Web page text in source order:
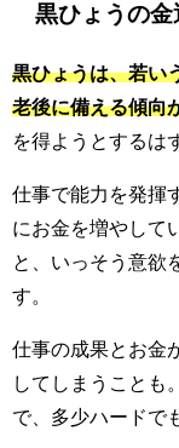
黒ひょうの金
黒ひょうは、若い
老後に備える傾向
を得ようとするは
仕事で能力を発揮
にお金を増やして
と、いっそう意欲
す。
仕事の成果とお金
してしまうことも。
で、多少ハードで